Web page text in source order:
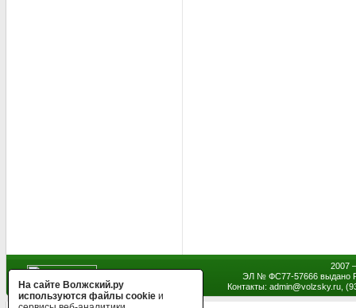
2007
ЭЛ № ФС77-57666 выдано
Контакты: admin@volzsky.ru,
На сайте Волжский.ру
используются файлы cookie и